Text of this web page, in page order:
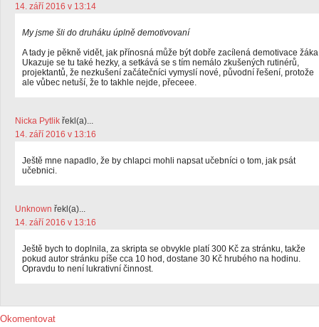
14. září 2016 v 13:14
My jsme šli do druháku úplně demotivovaní
A tady je pěkně vidět, jak přínosná může být dobře zacílená demotivace
Ukazuje se tu také hezky, a setkává se s tím nemálo zkušených rutinérů,
projektantů, že nezkušení začátečníci vymyslí nové, původní řešení, protože
ale vůbec netuší, že to takhle nejde, přeceee.
Nicka Pytlik řekl(a)...
14. září 2016 v 13:16
Ještě mne napadlo, že by chlapci mohli napsat učebníci o tom, jak psát
učebnici.
Unknown řekl(a)...
14. září 2016 v 13:16
Ještě bych to doplnila, za skripta se obvykle platí 300 Kč za stránku, takže
pokud autor stránku píše cca 10 hod, dostane 30 Kč hrubého na hodinu.
Opravdu to není lukrativní činnost.
Okomentovat